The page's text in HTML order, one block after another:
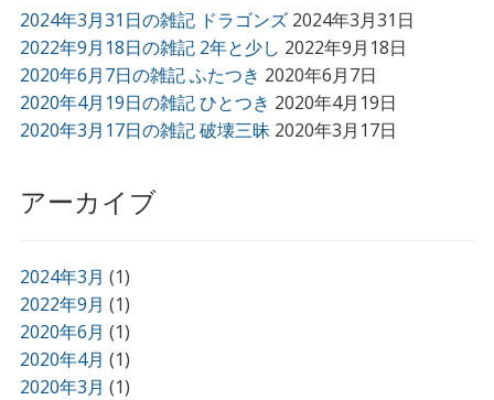
2024年3月31日の雑記 ドラゴンズ 2024年3月31日
2022年9月18日の雑記 2年と少し 2022年9月18日
2020年6月7日の雑記 ふたつき 2020年6月7日
2020年4月19日の雑記 ひとつき 2020年4月19日
2020年3月17日の雑記 破壊三昧 2020年3月17日
アーカイブ
2024年3月 (1)
2022年9月 (1)
2020年6月 (1)
2020年4月 (1)
2020年3月 (1)